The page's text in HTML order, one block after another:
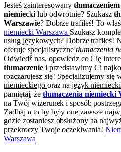
Jesteś zainteresowany
niemiecki lub odwrotnie? Szukasz
Warszawie? Dobrze trafiłeś! To
niemiecki Warszawa Szukasz
usług językowych? Dobrze trafiłeś!
oferuje specjalistyczne tłumaczenia
Odwiedź nas, opowiedz co Cię
tłumaczenie i przedstawimy Ci
rozczarujesz się! Specjalizujemy się
niemieckiego oraz na język niemiecki
pamiętaj, że tłumaczenia niemiecki
na Twój wizerunek i sposób
Zadbaj o to by były one zawsze
gdzie zostaniesz obsłużony na
przekroczy Twoje oczekiwania!
Warszawa